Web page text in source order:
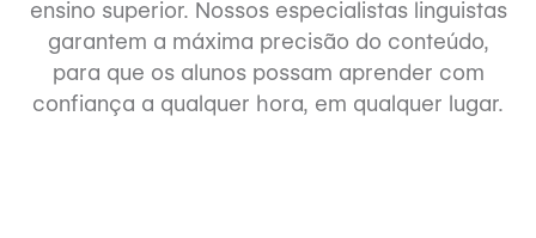
ensino superior. Nossos especialistas linguistas
garantem a máxima precisão do conteúdo,
para que os alunos possam aprender com
confiança a qualquer hora, em qualquer lugar.